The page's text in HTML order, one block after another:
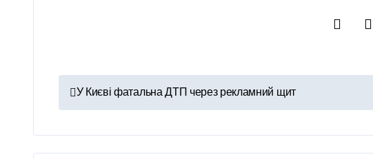
Н
а
в
У Києві фатальна ДТП через рекламний щит